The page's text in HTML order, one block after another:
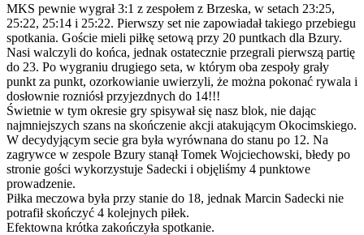
MKS pewnie wygrał 3:1 z zespołem z Brzeska, w setach 23:25,
25:22, 25:14 i 25:22. Pierwszy set nie zapowiadał takiego przebiegu
spotkania. Goście mieli piłkę setową przy 20 puntkach dla Bzury.
Nasi walczyli do końca, jednak ostatecznie przegrali pierwszą partię
do 23. Po wygraniu drugiego seta, w którym oba zespoły grały
punkt za punkt, ozorkowianie uwierzyli, że można pokonać rywala i
dosłownie rozniósł przyjezdnych do 14!!!
Świetnie w tym okresie gry spisywał się nasz blok, nie dając
najmniejszych szans na skończenie akcji atakującym Okocimskiego.
W decydyjącym secie gra była wyrównana do stanu po 12. Na
zagrywce w zespole Bzury stanął Tomek Wojciechowski, błedy po
stronie gości wykorzystuje Sadecki i objęliśmy 4 punktowe
prowadzenie.
Piłka meczowa była przy stanie do 18, jednak Marcin Sadecki nie
potrafił skończyć 4 kolejnych piłek.
Efektowna krótka zakończyła spotkanie.